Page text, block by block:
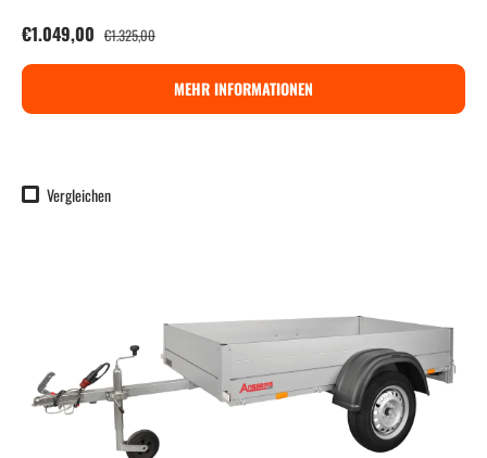
Verkaufspreis
€1.049,00 Normaler Preis
€1.325,00
MEHR INFORMATIONEN
Vergleichen